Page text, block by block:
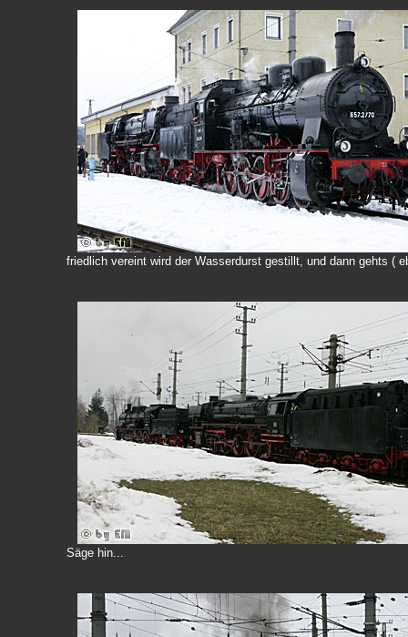
friedlich vereint wird der Wasserdurst gestillt, und dann gehts (
Säge hin...